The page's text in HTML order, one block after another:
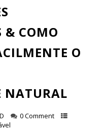
& COMO
O
NATURAL
0 Comment